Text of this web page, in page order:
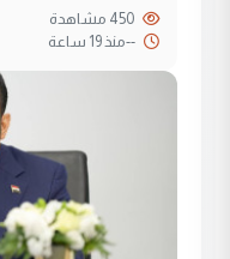
--منذ 19 ساعة